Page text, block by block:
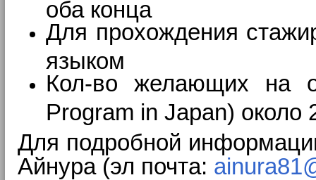
оба конца
Для прохождения
языком
Кол-во желающих на
Program in Japan) около
Для подробной
Айнура (эл почта: